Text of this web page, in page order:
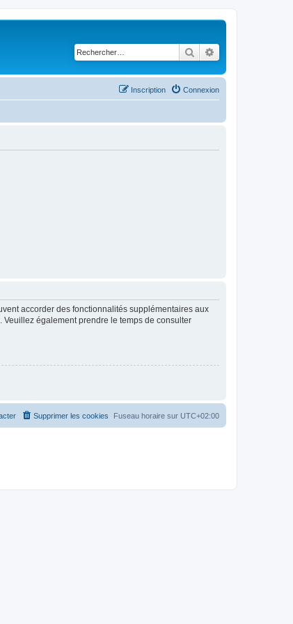
Rechercher
Connexion
Inscription
accorder des fonctionnalités supplémentaires aux
également prendre le temps de consulter
Fuseau horaire sur UTC+02:00
Supprimer les cookies